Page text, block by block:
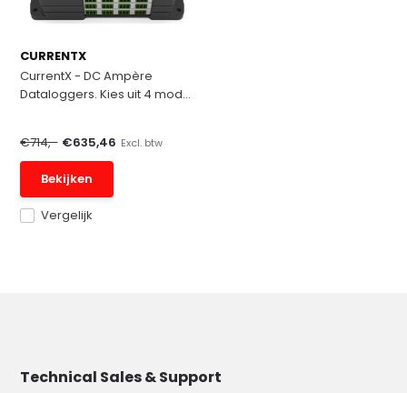
CURRENTX
CurrentX - DC Ampère
Dataloggers. Kies uit 4 mod...
Vergelijk
€714,- €635,46 Excl. btw
Bekijken
Technical Sales & Support